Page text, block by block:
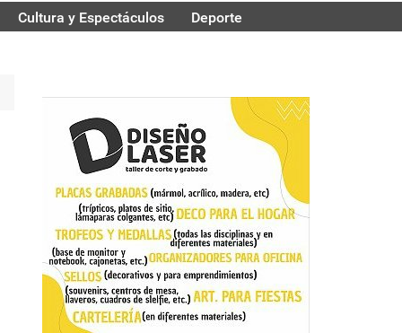
Cultura y Espectáculos Deporte